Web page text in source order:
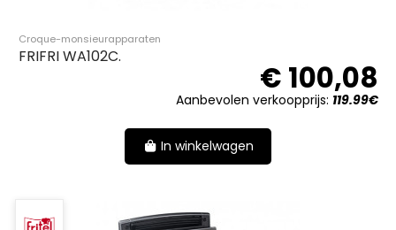
Croque-monsieurapparaten
FRIFRI WA102C.
€ 100,08
Aanbevolen verkoopprijs: 119.99€
In winkelwagen